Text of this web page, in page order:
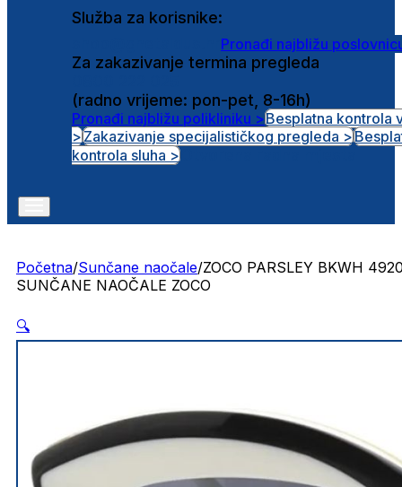
Služba za korisnike:
Pronađi najbližu
Za zakazivanje termina pregleda
(radno vrijeme: pon-pet, 8-16h)
Pronađi najbližu polikliniku >Besplatna kontrola
>Zakazivanje specijalističkog pregleda >
kontrola sluha >
Početna/Sunčane naočale/ZOCO PARSLEY BKWH
SUNČANE NAOČALE ZOCO
🔍